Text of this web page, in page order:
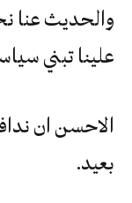
والحديث عنا
علينا تبني
الاحسن ان
بعيد.